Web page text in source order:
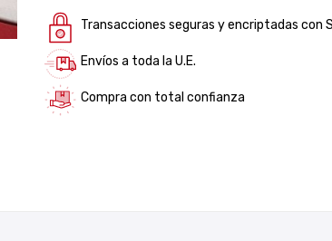
Transacciones seguras y encriptadas con
Envíos a toda la U.E.
Compra con total confianza